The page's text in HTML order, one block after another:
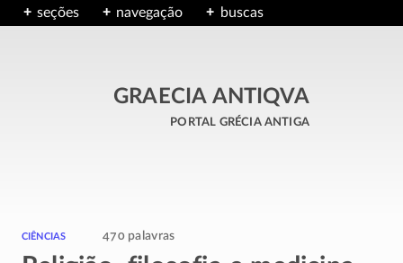
seções navegação buscas
GRAECIA ANTIQVA
portal grécia antiga
ciências 470 palavras